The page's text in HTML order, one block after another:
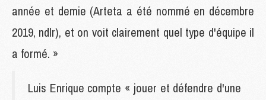
année et demie (Arteta a été nommé en décembre
2019, ndlr), et on voit clairement quel type d'équipe il
a formé. »
Luis Enrique compte « jouer et défendre d'une